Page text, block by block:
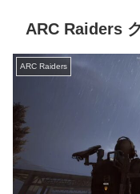
ARC Raiders
ARC Raiders